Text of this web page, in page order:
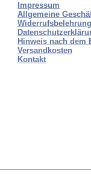
Impressum
Allgemeine
Hinweis nach dem
Versandkosten
Kontakt